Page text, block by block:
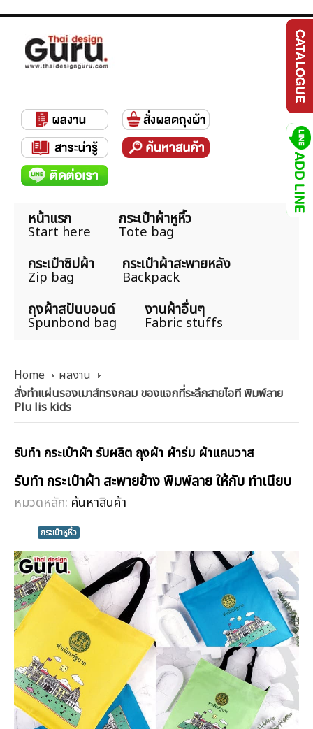
หน้าแรก
Start here
กระเป๋าผ้าหูหิ้ว
Tote bag
กระเป๋าซิปผ้า
Zip bag
กระเป๋าผ้าสะพายหลัง
Backpack
ถุงผ้าสปันบอนด์
Spunbond bag
งานผ้าอื่นๆ
Fabric stuffs
Home
ผลงาน
สั่งทำแผ่นรองเมาส์ทรงกลม ของแจกที่ระลึกสายไอที พิมพ์ลาย
Plu lis kids
รับทำ กระเป๋าผ้า รับผลิต ถุงผ้า ผ้าร่ม ผ้าแคนวาส
รับทำ กระเป๋าผ้า สะพายข้าง พิมพ์ลาย ให้กับ ทำเนียบ
หมวดหลัก: ค้นหาสินค้า
กระเป๋าหูหิ้ว